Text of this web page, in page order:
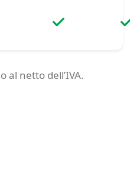
al netto dell’IVA.